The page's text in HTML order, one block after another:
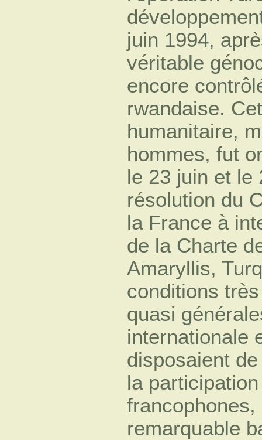
juin 1994,
véritable
encore
rwandaise.
humanitaire,
hommes, fut
le 23 juin et le
résolution du
la France à
de la Charte
Amaryllis,
conditions
quasi
internationale
disposaient
la
remarquable